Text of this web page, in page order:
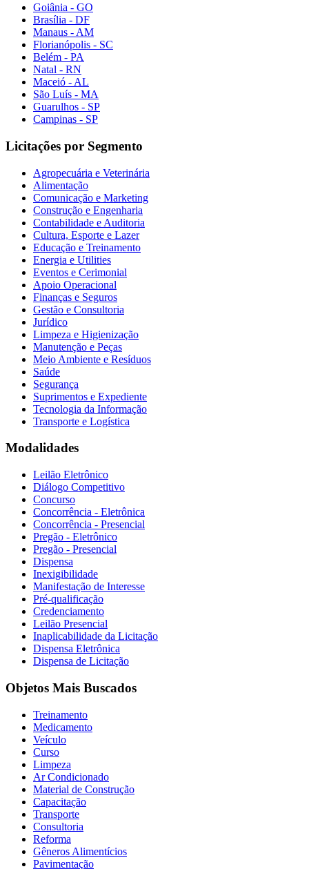
Goiânia - GO
Brasília - DF
Manaus - AM
Florianópolis - SC
Belém - PA
Natal - RN
Maceió - AL
São Luís - MA
Guarulhos - SP
Campinas - SP
Licitações por Segmento
Agropecuária e Veterinária
Alimentação
Comunicação e Marketing
Construção e Engenharia
Contabilidade e Auditoria
Cultura, Esporte e Lazer
Educação e Treinamento
Energia e Utilities
Eventos e Cerimonial
Apoio Operacional
Finanças e Seguros
Gestão e Consultoria
Jurídico
Limpeza e Higienização
Manutenção e Peças
Meio Ambiente e Resíduos
Saúde
Segurança
Suprimentos e Expediente
Tecnologia da Informação
Transporte e Logística
Modalidades
Leilão Eletrônico
Diálogo Competitivo
Concurso
Concorrência - Eletrônica
Concorrência - Presencial
Pregão - Eletrônico
Pregão - Presencial
Dispensa
Inexigibilidade
Manifestação de Interesse
Pré-qualificação
Credenciamento
Leilão Presencial
Inaplicabilidade da Licitação
Dispensa Eletrônica
Dispensa de Licitação
Objetos Mais Buscados
Treinamento
Medicamento
Veículo
Curso
Limpeza
Ar Condicionado
Material de Construção
Capacitação
Transporte
Consultoria
Reforma
Gêneros Alimentícios
Pavimentação